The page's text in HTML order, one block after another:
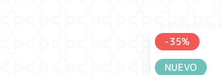
-35%
NUEVO